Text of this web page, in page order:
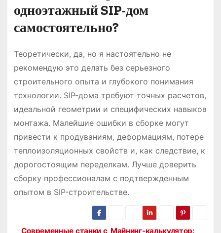
одноэтажный SIP-дом
самостоятельно?
Теоретически, да, но я настоятельно не
рекомендую это делать без серьезного
строительного опыта и глубокого понимания
технологии. SIP-дома требуют точных расчетов,
идеальной геометрии и специфических навыков
монтажа. Малейшие ошибки в сборке могут
привести к продуваниям, деформациям, потере
теплоизоляционных свойств и, как следствие, к
дорогостоящим переделкам. Лучше доверить
сборку профессионалам с подтвержденным
опытом в SIP-строительстве.
Майнинг-калькулятор:
Современные станки с